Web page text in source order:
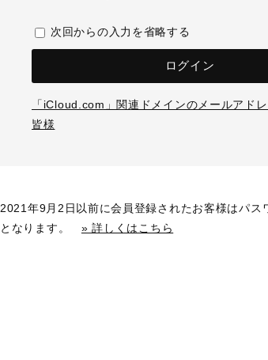
次回からの入力を省略する
ログイン
「iCloud.com」関連ドメインのメールアド
皆様
2021年9月2日以前に会員登録されたお客様はパス
となります。 » 詳しくはこちら